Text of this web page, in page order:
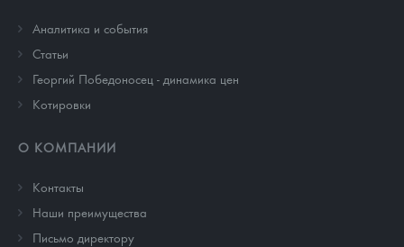
Аналитика и события
Cтатьи
Георгий Победоносец - динамика цен
Котировки
О КОМПАНИИ
Контакты
Наши преимущества
Письмо директору